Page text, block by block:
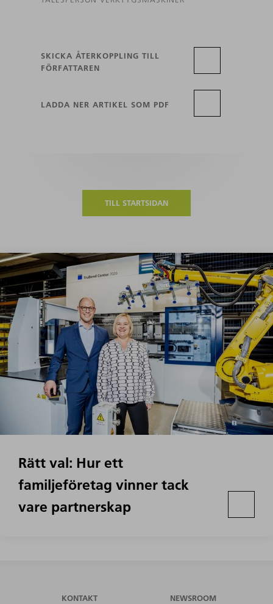
SKICKA ÅTERKOPPLING TILL
FÖRFATTAREN
LADDA NER ARTIKEL SOM PDF
TILL STARTSIDAN
Rätt val: Hur ett
familjeföretag vinner tack
vare partnerskap
KONTAKT NEWSROOM